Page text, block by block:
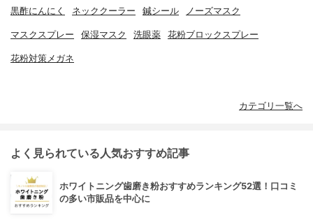
黒酢にんにく ネッククーラー 鍼シール ノーズマスク
マスクスプレー 保湿マスク 洗眼薬 花粉ブロックスプレー
花粉対策メガネ
カテゴリ一覧へ
よく見られている人気おすすめ記事
ホワイトニング歯磨き粉おすすめランキング52選！口コミ
の多い市販品を中心に